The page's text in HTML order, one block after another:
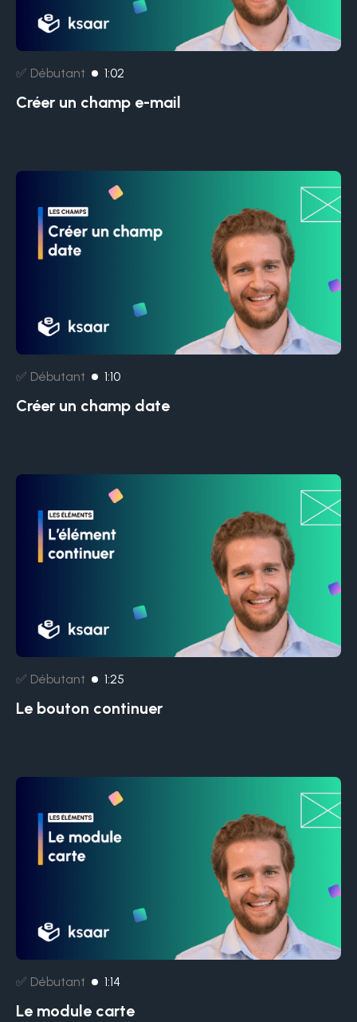
✅ Débutant 1:02
Créer un champ e-mail
✅ Débutant 1:10
Créer un champ date
✅ Débutant 1:25
Le bouton continuer
✅ Débutant 1:14
Le module carte